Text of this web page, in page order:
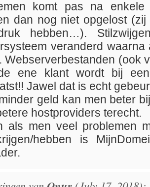
komt pas na
dan nog niet opgelost
hebben…).
veranderd waarna
Webserverbestanden (ook
ene klant wordt bij
Jawel dat is echt
geld kan men beter
hostproviders terecht.
als men veel problemen
hebben is